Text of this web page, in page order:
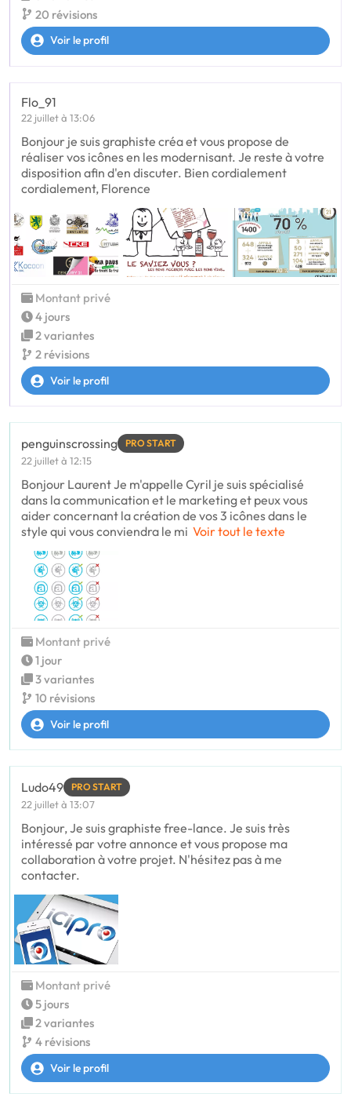
20 révisions
Voir le profil
Flo_91
22 juillet à 13:06
Bonjour je suis graphiste créa et vous propose de
réaliser vos icônes en les modernisant. Je reste à votre
disposition afin d'en discuter. Bien cordialement
cordialement, Florence
Montant privé
4 jours
2 variantes
2 révisions
Voir le profil
penguinscrossing PRO START
22 juillet à 12:15
Bonjour Laurent Je m'appelle Cyril je suis spécialisé
dans la communication et le marketing et peux vous
aider concernant la création de vos 3 icônes dans le
style qui vous conviendra le mi Voir tout le texte
Montant privé
1 jour
3 variantes
10 révisions
Voir le profil
Ludo49 PRO START
22 juillet à 13:07
Bonjour, Je suis graphiste free-lance. Je suis très
intéressé par votre annonce et vous propose ma
collaboration à votre projet. N'hésitez pas à me
contacter.
Montant privé
5 jours
2 variantes
4 révisions
Voir le profil